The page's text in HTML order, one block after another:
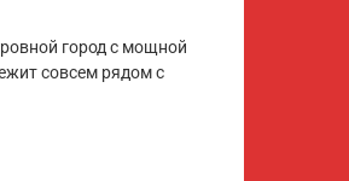
город с мощной
совсем рядом с